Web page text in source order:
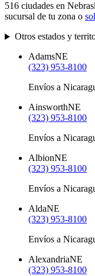
516 ciudades en
sucursal de tu zona o
Otros estados y
AdamsNE
(323) 953-8100
Envíos a
AinsworthNE
(323) 953-8100
Envíos a
AlbionNE
(323) 953-8100
Envíos a
AldaNE
(323) 953-8100
Envíos a
AlexandriaNE
(323) 953-8100